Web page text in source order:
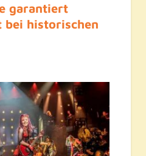
garantiert
bei historischen